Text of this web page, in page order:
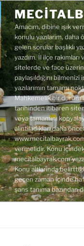
İçeriğe
geç
Amacım, dibine ışık
konulu yazılarım, daha
gelen sorular başlıklı
yazdım. İl ilçe rakımları
sitelerde ve face
paylaşıldığını
yazılarımın tamamı
Mahkemelik bir durum
tarihinden itibaren
veya tamamını
alıntıladıkları daha
vermelidir. Konu
mecitalbayrak.com
Konu altlarında
geçen zaman içinde
şans tanıma